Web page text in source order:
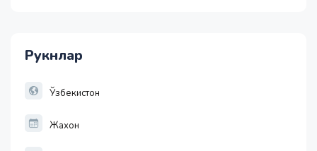
1 EUR
Рукнлар
Ўзбекистон
Жахон